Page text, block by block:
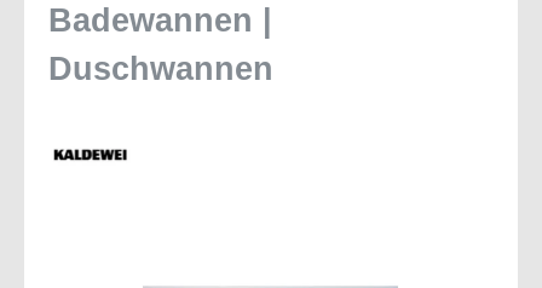
Badewannen |
Duschwannen